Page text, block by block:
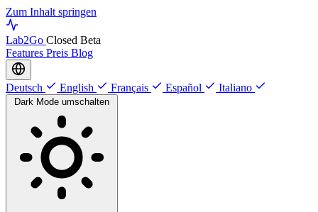
Zum Inhalt springen
Lab2Go Closed Beta
Features Preis Blog
Deutsch English Français Español Italiano
Dark Mode umschalten